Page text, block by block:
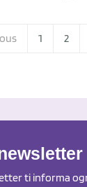
1 2
ti informa